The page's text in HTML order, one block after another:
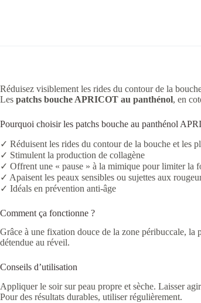
Réduisez visiblement les rides du contour de la
Les patchs bouche APRICOT au panthénol, en
Pourquoi choisir les patchs bouche au panthénol
✓ Réduisent les rides du contour de la bouche et les
✓ Stimulent la production de collagène
✓ Offrent une « pause » à la mimique pour limiter la
✓ Apaisent les peaux sensibles ou sujettes aux
✓ Idéals en prévention anti-âge
Comment ça fonctionne ?
Grâce à une fixation douce de la zone péribuccale, la
détendue au réveil.
Conseils d’utilisation
Appliquer le soir sur peau propre et sèche. Laisser
Pour des résultats durables, utiliser régulièrement.